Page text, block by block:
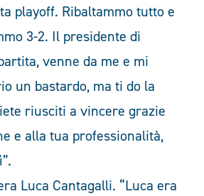
playoff. Ribaltammo tutto e
3-2. Il presidente di
venne da me e mi
un bastardo, ma ti do la
riusciti a vincere grazie
e alla tua professionalità,
Luca Cantagalli. “Luca era